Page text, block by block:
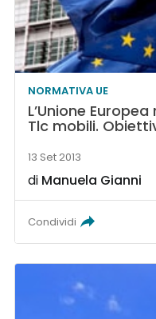
NORMATIVA UE
L’Unione
Tlc mobili.
13 Set 2013
di Manuela Gianni
Condividi